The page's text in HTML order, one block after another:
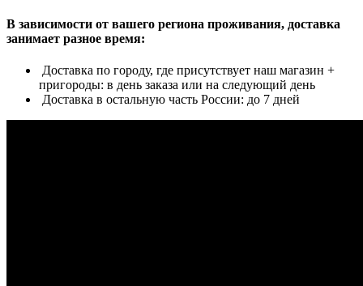
В зависимости от вашего региона проживания, доставка
занимает разное время:
Доставка по городу, где присутствует наш магазин +
пригороды: в день заказа или на следующий день
Доставка в остальную часть России: до 7 дней